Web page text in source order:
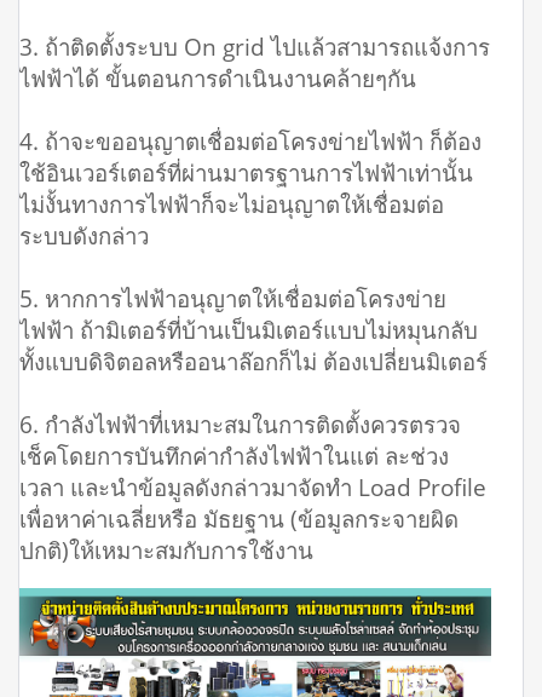
3. ถ้าติดตั้งระบบ On grid ไปแล้วสามารถแจ้งการ
ไฟฟ้าได้ ขั้นตอนการดำเนินงานคล้ายๆกัน
4. ถ้าจะขออนุญาตเชื่อมต่อโครงข่ายไฟฟ้า ก็ต้อง
ใช้อินเวอร์เตอร์ที่ผ่านมาตรฐานการไฟฟ้าเท่านั้น
ไม่งั้นทางการไฟฟ้าก็จะไม่อนุญาตให้เชื่อมต่อ
ระบบดังกล่าว
5. หากการไฟฟ้าอนุญาตให้เชื่อมต่อโครงข่าย
ไฟฟ้า ถ้ามิเตอร์ที่บ้านเป็นมิเตอร์แบบไม่หมุนกลับ
ทั้งแบบดิจิตอลหรืออนาล๊อกก็ไม่ ต้องเปลี่ยนมิเตอร์
6. กำลังไฟฟ้าที่เหมาะสมในการติดตั้งควรตรวจ
เช็คโดยการบันทึกค่ากำลังไฟฟ้าในแต่ ละช่วง
เวลา และนำข้อมูลดังกล่าวมาจัดทำ Load Profile
เพื่อหาค่าเฉลี่ยหรือ มัธยฐาน (ข้อมูลกระจายผิด
ปกติ)ให้เหมาะสมกับการใช้งาน